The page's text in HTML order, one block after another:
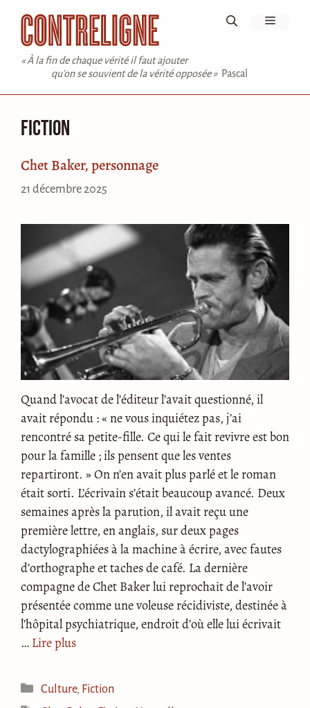
contenu
« À la fin de chaque vérité il faut ajouter
qu'on se souvient de la vérité opposée » Pascal
Menu
Fiction
Chet Baker, personnage
21 décembre 2025
Quand l’avocat de l’éditeur l’avait questionné, il
avait répondu : « ne vous inquiétez pas, j’ai
rencontré sa petite-fille. Ce qui le fait revivre est bon
pour la famille ; ils pensent que les ventes
repartiront. » On n’en avait plus parlé et le roman
était sorti. L’écrivain s’était beaucoup avancé. Deux
semaines après la parution, il avait reçu une
première lettre, en anglais, sur deux pages
dactylographiées à la machine à écrire, avec fautes
d’orthographe et taches de café. La dernière
compagne de Chet Baker lui reprochait de l’avoir
présentée comme une voleuse récidiviste, destinée à
l’hôpital psychiatrique, endroit d’où elle lui écrivait
… Lire plus
Catégories
Culture, Fiction